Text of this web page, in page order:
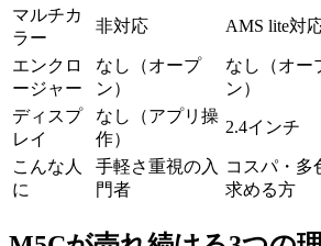
マルチカ
ラー
非対応 AMS lite対
エンクロ
ージャー
なし（オープ
ン）
なし（オー
ン）
ディスプ
レイ
なし（アプリ操
作）
2.4インチ
こんな人
に
手軽さ重視の入
門者
コスパ・多
求める方